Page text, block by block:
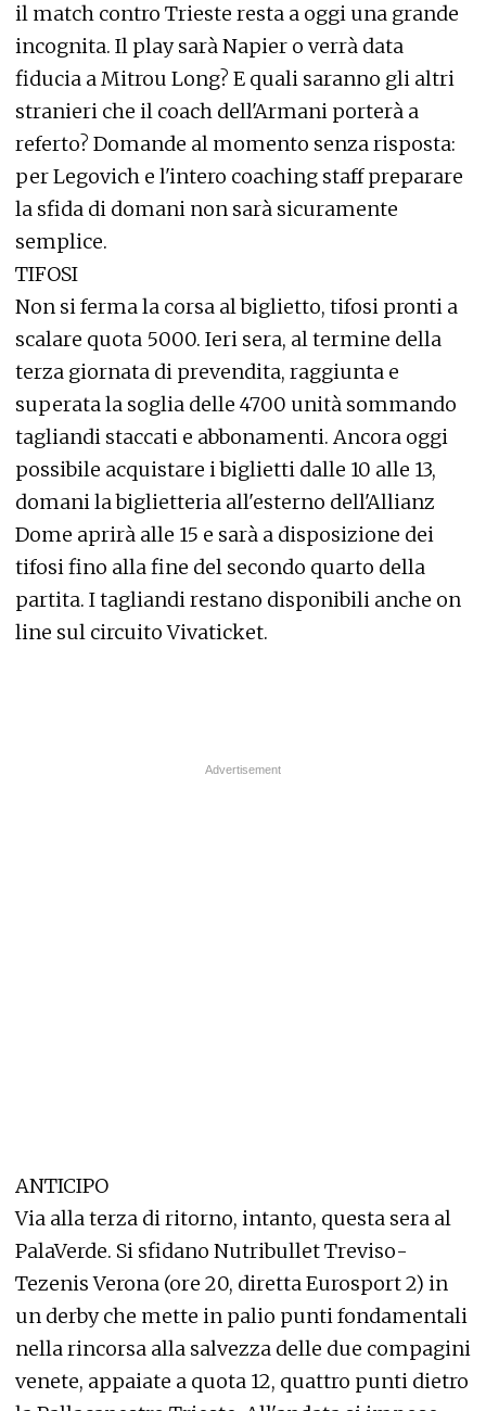
il match contro Trieste resta a oggi una grande
incognita. Il play sarà Napier o verrà data
fiducia a Mitrou Long? E quali saranno gli altri
stranieri che il coach dell'Armani porterà a
referto? Domande al momento senza risposta:
per Legovich e l'intero coaching staff preparare
la sfida di domani non sarà sicuramente
semplice.
TIFOSI
Non si ferma la corsa al biglietto, tifosi pronti a
scalare quota 5000. Ieri sera, al termine della
terza giornata di prevendita, raggiunta e
superata la soglia delle 4700 unità sommando
tagliandi staccati e abbonamenti. Ancora oggi
possibile acquistare i biglietti dalle 10 alle 13,
domani la biglietteria all'esterno dell'Allianz
Dome aprirà alle 15 e sarà a disposizione dei
tifosi fino alla fine del secondo quarto della
partita. I tagliandi restano disponibili anche on
line sul circuito Vivaticket.
ANTICIPO
Via alla terza di ritorno, intanto, questa sera al
PalaVerde. Si sfidano Nutribullet Treviso-
Tezenis Verona (ore 20, diretta Eurosport 2) in
un derby che mette in palio punti fondamentali
nella rincorsa alla salvezza delle due compagini
venete, appaiate a quota 12, quattro punti dietro